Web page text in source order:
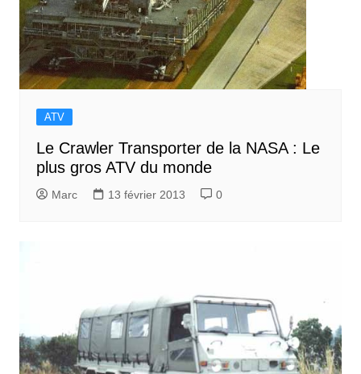
ATV
Le Crawler Transporter de la NASA : Le
plus gros ATV du monde
Marc 13 février 2013 0